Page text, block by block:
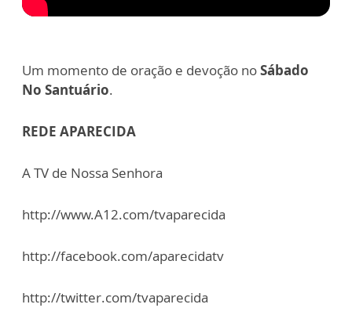
Um momento de oração e devoção noSábado
No Santuário.
REDE APARECIDA
A TV de Nossa Senhora
http://www.A12.com/tvaparecida
http://facebook.com/aparecidatv
http://twitter.com/tvaparecida